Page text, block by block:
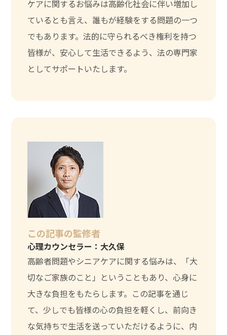
ケアに関するお悩みは高齢化社会に伴い増加し
ているとも言え、誰もが経験をする問題の一つ
でもあります。法的に守られるべき権利を持つ
皆様が、安心して生活できるよう、法の専門家
としてサポートいたします。
この記事の監修者
心理カウンセラー：大久保
高齢者問題やシニアケアに関する悩みは、「大
切なご家族のこと」ということもあり、心身に
大きな負担をもたらします。この記事を通じ
て、少しでも皆様の心の負担を軽くし、前向き
な気持ちで生活を送っていただけるように、内